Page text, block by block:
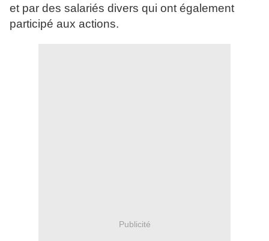
et par des salariés divers qui ont également
participé aux actions.
Publicité